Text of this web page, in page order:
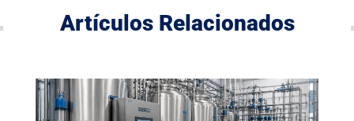
Artículos Relacionados